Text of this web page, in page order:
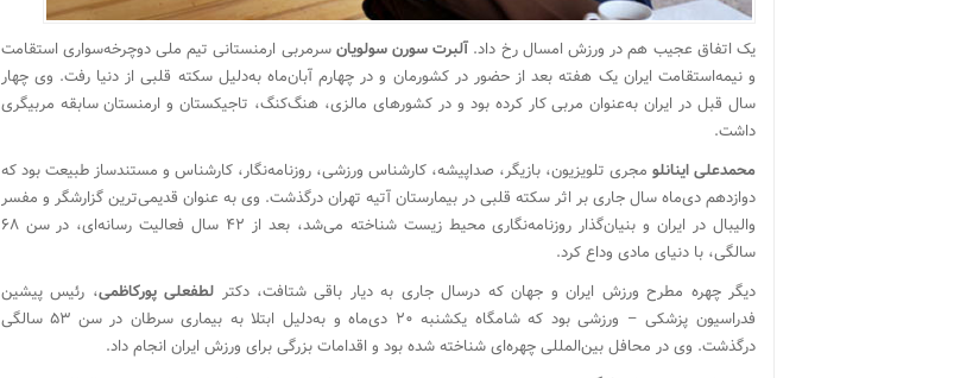
یک اتفاق عجیب هم در ورزش امسال رخ داد.آلبرت سورن سولویانسرمربی ارمنستانی تیم ملی دوچرخه‌سواری استقامت
و نیمه‌استقامت ایران یک هفته بعد از حضور در کشورمان و در چهارم آبان‌ماه به‌دلیل سکته قلبی از دنیا رفت. وی چهار
سال قبل در ایران به‌عنوان مربی کار کرده بود و در کشورهای مالزی، هنگ‌کنگ، تاجیکستان و ارمنستان سابقه مربیگری
داشت.
محمدعلی اینانلو مجری تلویزیون، بازیگر، صداپیشه، کارشناس ورزشی، روزنامه‌نگار، کارشناس و مستندساز طبیعت بود که
دوازدهم دی‌ماه سال جاری بر اثر سکته قلبی در بیمارستان آتیه تهران درگذشت. وی به عنوان قدیمی‌ترین گزارشگر و مفسر
والیبال در ایران و بنیان‌گذار روزنامه‌نگاری محیط زیست شناخته می‌شد، بعد از ۴۲ سال فعالیت رسانه‌ای، در سن ۶۸
سالگی، با دنیای مادی وداع کرد.
دیگر چهره مطرح ورزش ایران و جهان که درسال جاری به دیار باقی شتافت، دکتر لطفعلی پورکاظمی، رئیس پیشین
فدراسیون پزشکی – ورزشی بود که شامگاه یکشنبه ۲۰ دی‌ماه و به‌دلیل ابتلا به بیماری سرطان در سن ۵۳ سالگی
درگذشت. وی در محافل بین‌المللی چهره‌ای شناخته شده بود و اقدامات بزرگی برای ورزش ایران انجام داد.